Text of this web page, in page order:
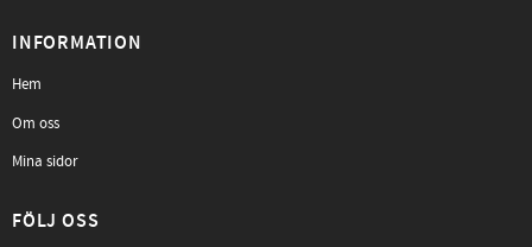
INFORMATION
Hem
Om oss
Mina sidor
FÖLJ OSS